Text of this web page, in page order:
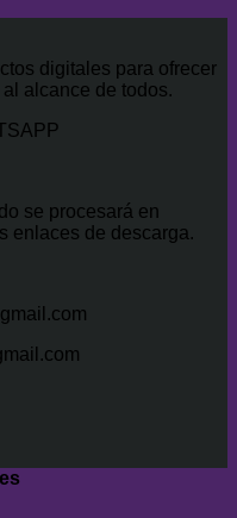
digitales para ofrecer
alcance de todos.
se procesará en
enlaces de descarga.